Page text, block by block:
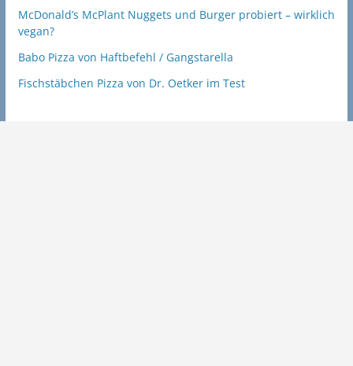
McDonald’s McPlant Nuggets und Burger probiert – wirklich
vegan?
Babo Pizza von Haftbefehl / Gangstarella
Fischstäbchen Pizza von Dr. Oetker im Test